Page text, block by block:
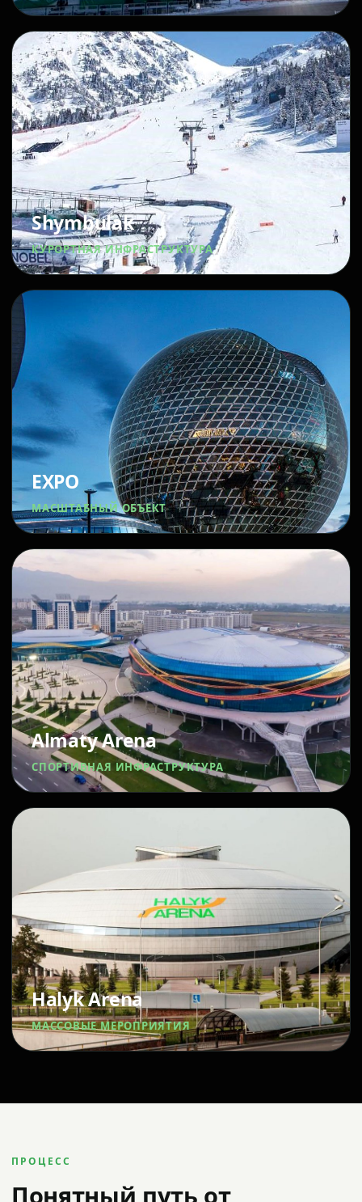
Shymbulak
КУРОРТНАЯ ИНФРАСТРУКТУРА
EXPO
МАСШТАБНЫЙ ОБЪЕКТ
Almaty Arena
СПОРТИВНАЯ ИНФРАСТРУКТУРА
Halyk Arena
МАССОВЫЕ МЕРОПРИЯТИЯ
ПРОЦЕСС
Понятный путь от